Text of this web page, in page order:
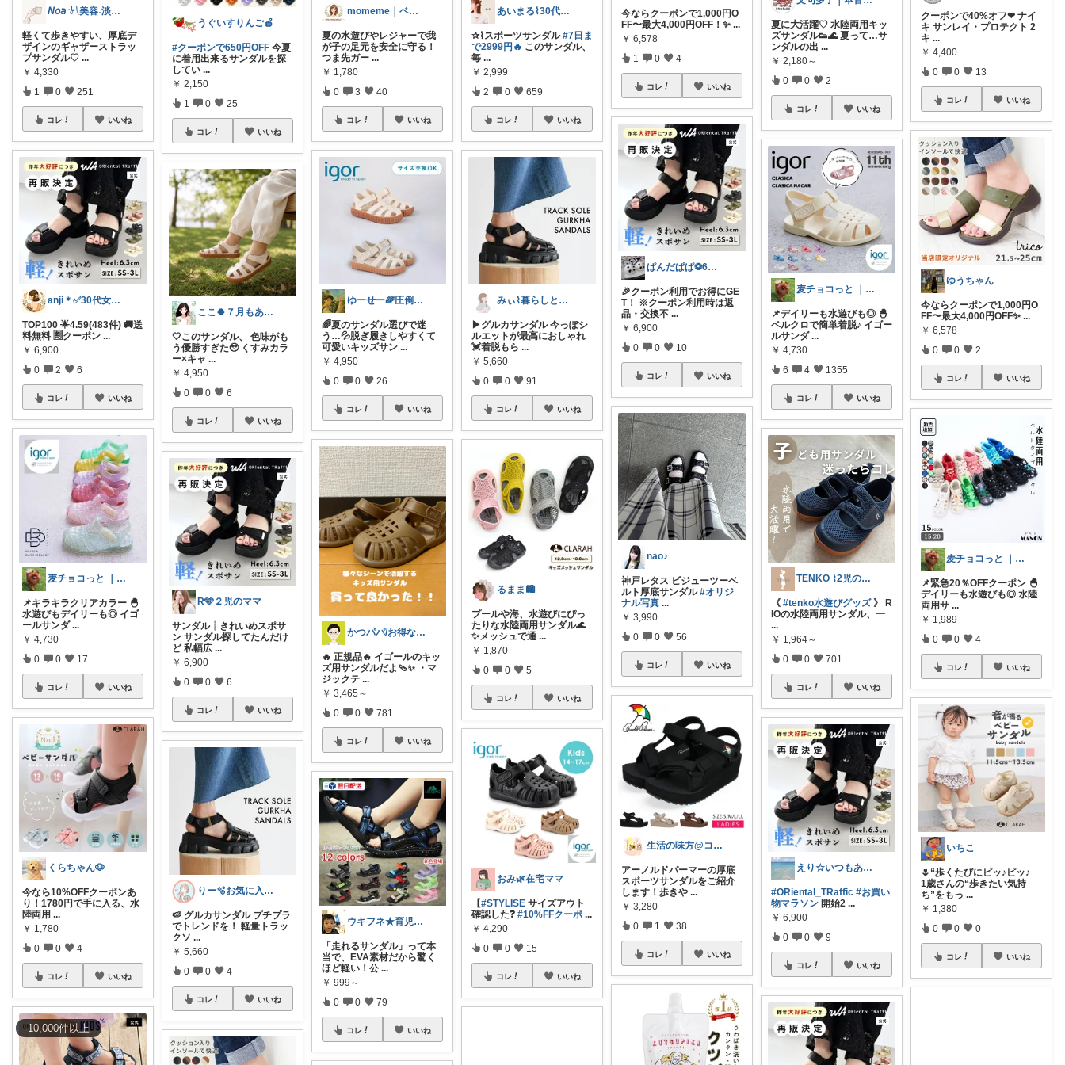
10,000件以上
𝘕𝘰𝘢 𓍯美容˖淡色˖グレージュ
軽くて歩きやすい、厚底デ
ザインのギャザーストラッ
プサンダル♡ ...
￥ 4,330
1 0 251
コレ いいね
anji＊✅30代女性売上ランキング🏆
TOP100 🌟4.59(483件) 🚚送
料無料 🈹クーポン ...
￥ 6,900
0 2 6
コレ いいね
麦チョコっと ｜ キッズ＆ベビー 夏
📌キラキラクリアカラー 🐣
水遊びもデイリーも◎ イゴ
ールサンダ ...
￥ 4,730
0 0 17
コレ いいね
くらちゃん🐶
今なら10%OFFクーポンあ
り！1780円で手に入る、水
陸両用 ...
￥ 1,780
0 0 4
コレ いいね
うぐいすりんご🍎
#クーポンで650円OFF 今夏
に着用出来るサンダルを探
してい ...
￥ 2,150
1 0 25
コレ いいね
ここ🍀７月もありがとう🍀
🤍このサンダル、 色味がも
う優勝すぎた🥹 くすみカラ
ー×キャ ...
￥ 4,950
0 0 6
コレ いいね
R🩵２児のママ
サンダル┊︎きれいめスポサ
ン サンダル探してたんだけ
ど 私幅広 ...
￥ 6,900
0 0 6
コレ いいね
りー🫧お気に入りのある暮らし🧺
🍉 グルカサンダル プチプラ
でトレンドを！ 軽量トラッ
クソ ...
￥ 5,660
0 0 4
コレ いいね
momeme｜ベビー&キッズ専門店
夏の水遊びやレジャーで我
が子の足元を安全に守る！
つま先ガー ...
￥ 1,780
0 3 40
コレ いいね
ゆーせー🌈圧倒的便利な暮らし
🌈夏のサンダル選びで迷
う…💦脱ぎ履きしやすくて
可愛いキッズサン ...
￥ 4,950
0 0 26
コレ いいね
かつパパ/お得な子供服、育児商品の紹介✨
🔥 正規品🔥 イゴールのキッ
ズ用サンダルだよ🩴✨ ・マ
ジックテ ...
￥ 3,465～
0 0 781
コレ いいね
ウキフネ★育児・子育てが楽になるアイテム
「走れるサンダル」って本
当で、EVA素材だから驚く
ほど軽い！公 ...
￥ 999～
0 0 79
コレ いいね
あいまる⌇30代ワーママの暮らしと育児
✰⌇スポーツサンダル#7日ま
で2999円🔥 このサンダル、
毎 ...
￥ 2,999
2 0 659
コレ いいね
みぃ⌇暮らしと育児のおすすめアイテム💐
▶︎グルカサンダル 今っぽシ
ルエットが最高におしゃれ
💓着脱もら ...
￥ 5,660
0 0 91
コレ いいね
るまま🛍️
プールや海、水遊びにぴっ
たりな水陸両用サンダル🌊
✨メッシュで通 ...
￥ 1,870
0 0 5
コレ いいね
おみ🌿在宅ママ
【#STYLISE サイズアウト
確認した❓#10%FFクーポ ...
￥ 4,290
0 0 15
コレ いいね
今ならクーポンで1,000円O
FF〜最大4,000円OFF！✨ ...
￥ 6,578
1 0 4
コレ いいね
ぱんだぱぱ⚽️6日有難うございます
🎉クーポン利用でお得にGE
T！ ※クーポン利用時は返
品・交換不 ...
￥ 6,900
0 0 10
コレ いいね
nao♪
神戸レタス ビジューツーベ
ルト厚底サンダル#オリジ
ナル写真 ...
￥ 3,990
0 0 56
コレ いいね
生活の味方@コメント基本返しません🙏
アーノルドパーマーの厚底
スポーツサンダルをご紹介
します！歩きや ...
￥ 3,280
0 1 38
コレ いいね
夏に大活躍♡ 水陸両用キッ
ズサンダル👟🌊 夏って…サ
ンダルの出 ...
￥ 2,180～
0 0 2
コレ いいね
麦チョコっと ｜ キッズ＆ベビー 夏
📌デイリーも水遊びも◎ 🐣
ベルクロで簡単着脱♪ イゴー
ルサンダ ...
￥ 4,730
6 4 1355
コレ いいね
TENKO ⌇2児のママ＊暮らしを便利に
《#tenko水遊びグッズ》 R
IOの水陸両用サンダル、一
...
￥ 1,964～
0 0 701
コレ いいね
えり☆いつもありがとうございます
#ORiental_TRaffic #お買い
物マラソン 開始2 ...
￥ 6,900
0 0 9
コレ いいね
クーポンで40%オフ❤︎ ナイ
キ サンレイ・プロテクト 2
キ ...
￥ 4,400
0 0 13
コレ いいね
ゆうちゃん
今ならクーポンで1,000円O
FF〜最大4,000円OFF✨...
￥ 6,578
0 0 2
コレ いいね
麦チョコっと ｜ キッズ＆ベビー 夏
📌緊急20％OFFクーポン 🐣
デイリーも水遊びも◎ 水陸
両用サ ...
￥ 1,989
0 0 4
コレ いいね
いちこ
🌷“歩くたびにピッ♪ピッ♪
1歳さんの“歩きたい気持
ち”をもっ ...
￥ 1,380
0 0 0
コレ いいね